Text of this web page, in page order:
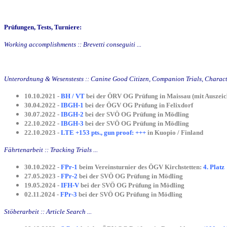
Prüfungen, Tests, Turniere:
Working accomplishments :: Brevetti conseguiti ...
Unterordnung & Wesenstests :: Canine Good Citizen, Companion Trials,
10.10.2021 - BH / VT bei der ÖRV OG Prüfung in Maissau (mit
30.04.2022 - IBGH-1 bei der ÖGV OG Prüfung in Felixdorf
30.07.2022 - IBGH-2 bei der SVÖ OG Prüfung in Mödling
22.10.2022 - IBGH-3 bei der SVÖ OG Prüfung in Mödling
22.10.2023 - LTE +153 pts., gun proof: +++ in Kuopio / Finland
Fährtenarbeit :: Tracking Trials ...
30.10.2022 - FPr-1 beim Vereinsturnier des ÖGV Kirchstetten: 4. Platz
27.05.2023 - FPr-2 bei der SVÖ OG Prüfung in Mödling
19.05.2024 - IFH-Vbei der SVÖ OG Prüfung in Mödling
02.11.2024 - FPr-3 bei der SVÖ OG Prüfung in Mödling
Stöberarbeit :: Article Search ...